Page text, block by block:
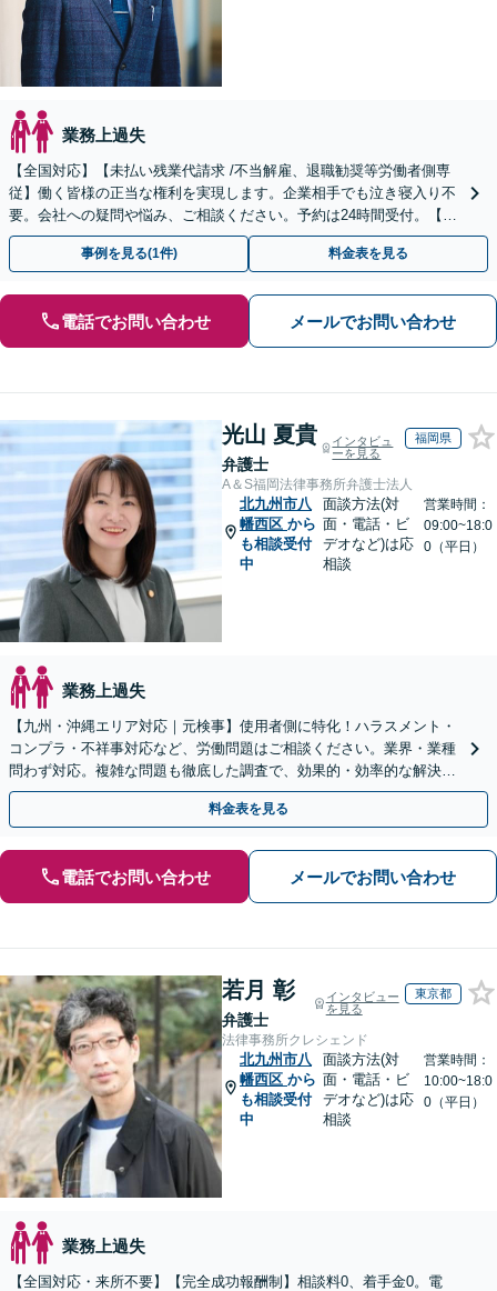
業務上過失
【全国対応】【未払い残業代請求 /不当解雇、退職勧奨等労働者側専
従】働く皆様の正当な権利を実現します。企業相手でも泣き寝入り不
要。会社への疑問や悩み、ご相談ください。予約は24時間受付。【初
回面談無料】【夜間・休日対応可】
事例を見る(1件) 料金表を見る
電話でお問い合わせ メールでお問い合わせ
光山 夏貴
弁護士
インタビュ
ーを見る
福岡県
A＆S福岡法律事務所弁護士法人
北九州市八
幡西区 から
も相談受付
中
面談方法(対
面・電話・ビ
デオなど)は応
相談
営業時間：
09:00~18:0
0（平日）
業務上過失
【九州・沖縄エリア対応｜元検事】使用者側に特化！ハラスメント・
コンプラ・不祥事対応など、労働問題はご相談ください。業界・業種
問わず対応。複雑な問題も徹底した調査で、効果的・効率的な解決を
目指します。セカンドオピニオン可【休日・夜間相談可】
料金表を見る
電話でお問い合わせ メールでお問い合わせ
若月 彰
弁護士
インタビュー
を見る
東京都
法律事務所クレシェンド
北九州市八
幡西区 から
も相談受付
中
面談方法(対
面・電話・ビ
デオなど)は応
相談
営業時間：
10:00~18:0
0（平日）
業務上過失
【全国対応・来所不要】【完全成功報酬制】相談料0、着手金0。電